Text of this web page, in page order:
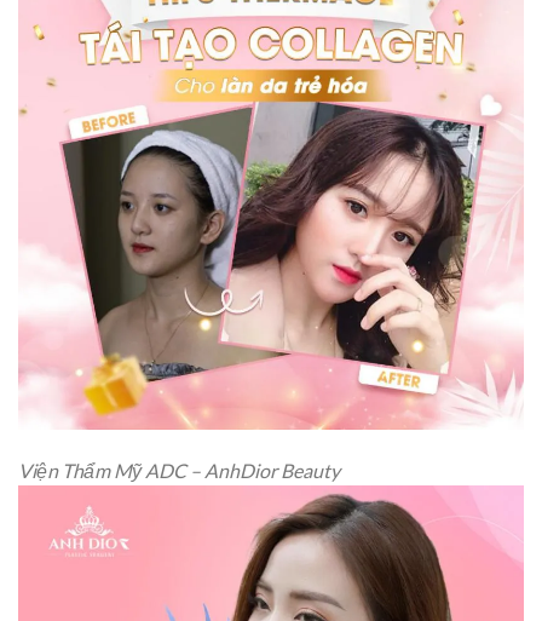
Viện Thẩm Mỹ ADC – AnhDior Beauty